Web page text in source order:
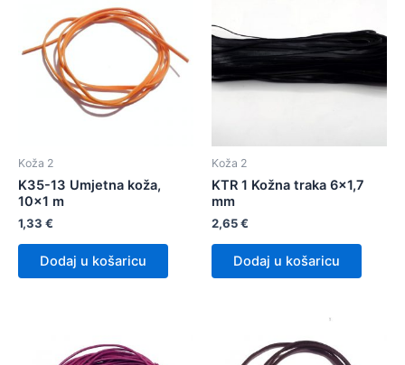
Koža 2
K35-13 Umjetna koža,
10×1 m
1,33 €
Dodaj u košaricu
Koža 2
KTR 1 Kožna traka 6×1,7
mm
2,65€
Dodaj u košaricu